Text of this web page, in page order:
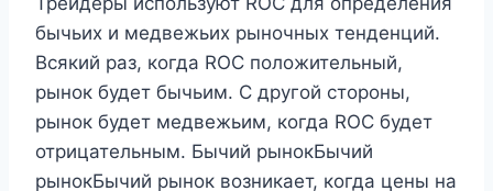
бычьих и медвежьих рыночных тенденций.
Всякий раз, когда ROC положительный,
рынок будет бычьим. С другой стороны,
рынок будет медвежьим, когда ROC будет
отрицательным. Бычий рынокБычий
рынокБычий рынок возникает, когда цены на